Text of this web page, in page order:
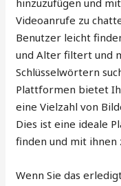
hinzuzufügen und
Videoanrufe zu
Benutzer leicht
und Alter filtert und
Schlüsselwörtern
Plattformen bietet
eine Vielzahl von
Dies ist eine ideale
finden und mit ihnen
Wenn Sie das